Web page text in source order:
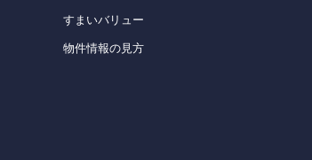
すまいバリュー
物件情報の見方